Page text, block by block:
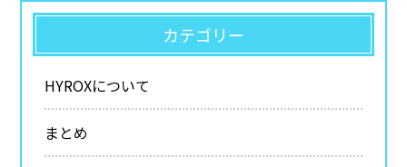
カテゴリー
HYROXについて
まとめ